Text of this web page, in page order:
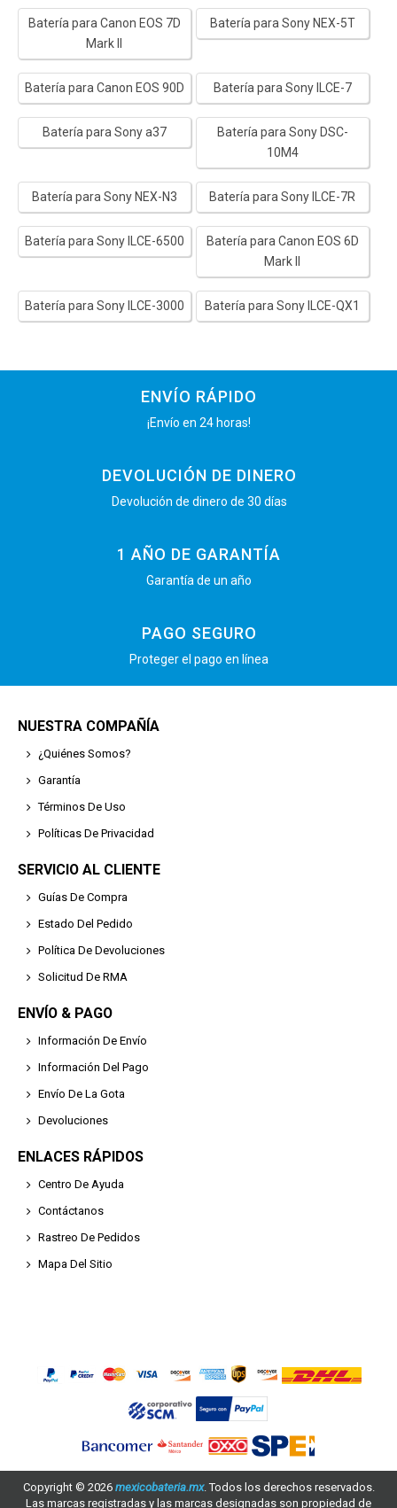
Batería para Canon EOS 7D
Mark II
Batería para Sony NEX-5T
Batería para Canon EOS 90D Batería para Sony ILCE-7
Batería para Sony a37
Batería para Sony DSC-
10M4
Batería para Sony NEX-N3 Batería para Sony ILCE-7R
Batería para Sony ILCE-6500
Batería para Canon EOS 6D
Mark II
Batería para Sony ILCE-3000 Batería para Sony ILCE-QX1
ENVÍO RÁPIDO
¡Envío en 24 horas!
DEVOLUCIÓN DE DINERO
Devolución de dinero de 30 días
1 AÑO DE GARANTÍA
Garantía de un año
PAGO SEGURO
Proteger el pago en línea
NUESTRA COMPAÑÍA
¿Quiénes Somos?
Garantía
Términos De Uso
Políticas De Privacidad
SERVICIO AL CLIENTE
Guías De Compra
Estado Del Pedido
Política De Devoluciones
Solicitud De RMA
ENVÍO & PAGO
Información De Envío
Información Del Pago
Envío De La Gota
Devoluciones
ENLACES RÁPIDOS
Centro De Ayuda
Contáctanos
Rastreo De Pedidos
Mapa Del Sitio
Copyright © 2026 mexicobateria.mx. Todos los derechos reservados.
Las marcas registradas y las marcas designadas son propiedad de